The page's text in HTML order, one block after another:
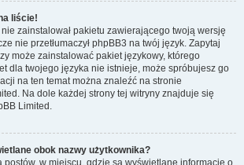
liście!
zainstalował pakietu zawierającego twoją wersję
nie przetłumaczył phpBB3 na twój język. Zapytaj
może zainstalować pakiet językowy, którego
dla twojego języka nie istnieje, może spróbujesz go
na ten temat można znaleźć na stronie
Na dole każdej strony tej witryny znajduje się
Limited.
obok nazwy użytkownika?
postów, w miejscu, gdzie są wyświetlane informacje o